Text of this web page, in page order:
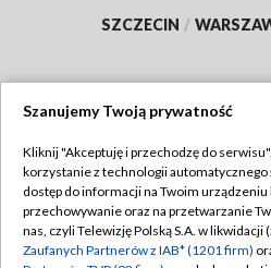
SZCZECIN /
TVP
Abonament TVP
Emisja w TVP
Polityka
Szanujemy Twoją prywatność
Kliknij "Akceptuję i przechodzę do
korzystanie z technologii automatycznego
dostęp do informacji na Twoim
przechowywanie oraz na przetwarzanie
nas, czyli Telewizję Polską S.A. w likwidacji
Zaufanych Partnerów z IAB* (1201 firm)